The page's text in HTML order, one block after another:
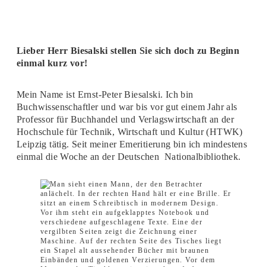
Lieber Herr Biesalski stellen Sie sich doch zu Beginn
einmal kurz vor!
Mein Name ist Ernst-Peter Biesalski. Ich bin
Buchwissenschaftler und war bis vor gut einem Jahr als
Professor für Buchhandel und Verlagswirtschaft an der
Hochschule für Technik, Wirtschaft und Kultur (HTWK)
Leipzig tätig. Seit meiner Emeritierung bin ich mindestens
einmal die Woche an der Deutschen Nationalbibliothek.